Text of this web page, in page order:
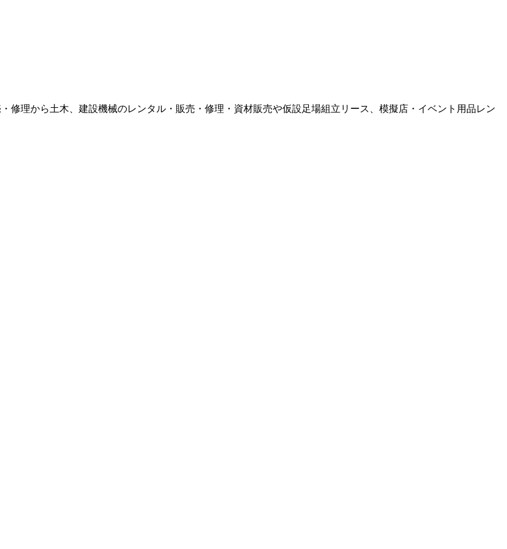
修理から土木、建設機械のレンタル・販売・修理・資材販売や仮設足場組立リース、模擬店・イベント用品レン